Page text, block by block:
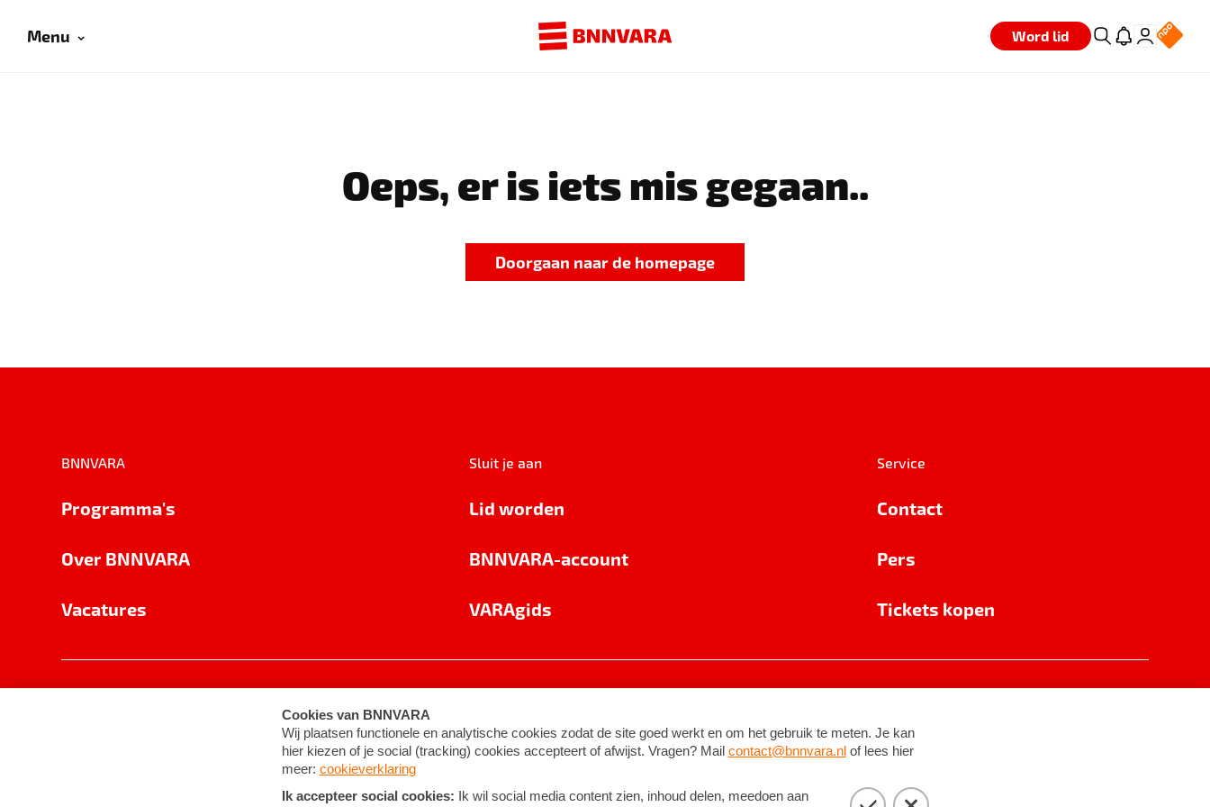
Menu Word lid
Oeps, er is iets mis gegaan..
Doorgaan naar de homepage
BNNVARA
Programma's
Over BNNVARA
Vacatures
Sluit je aan
Lid worden
BNNVARA-account
VARAgids
Service
Contact
Pers
Tickets kopen
Cookie-instellingen Algemene voorwaarden ©2026BNNVARA